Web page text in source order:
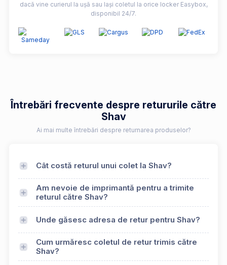
dacă vine curierul la ușă sau lași coletul la orice locker Easybox,
disponibil 24/7.
Întrebări frecvente despre retururile către
Shav
Ai mai multe întrebări despre returnarea produselor?
Cât costă returul unui colet la Shav?
Am nevoie de imprimantă pentru a trimite
returul către Shav?
Unde găsesc adresa de retur pentru Shav?
Cum urmăresc coletul de retur trimis către
Shav?